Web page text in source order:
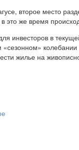
второе место
же время
инвесторов в
колебании
жилье на